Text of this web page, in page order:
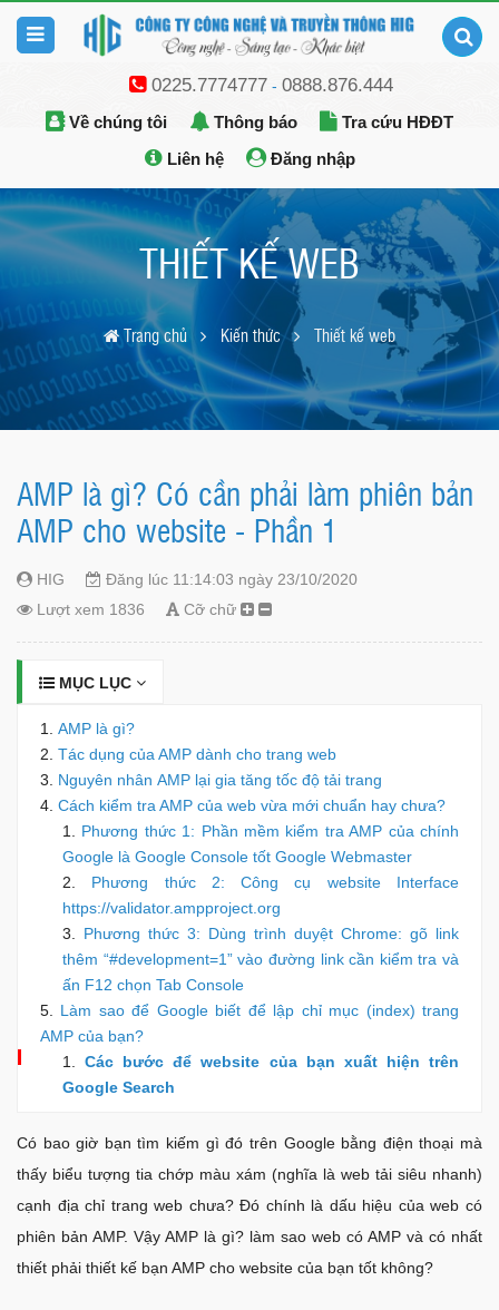
0225.7774777- 0888.876.444
Về chúng tôi Thông báo
Tra cứu HĐĐT
Liên hệ
Đăng nhập
THIẾT KẾ WEB
Trang chủ Kiến thức Thiết kế web
AMP là gì? Có cần phải làm phiên bản
AMP cho website - Phần 1
HIG
Đăng lúc 11:14:03 ngày 23/10/2020
Lượt xem 1836
Cỡ chữ
MỤC LỤC
AMP là gì?
Tác dụng của AMP dành cho trang web
Nguyên nhân AMP lại gia tăng tốc độ tải trang
Cách kiểm tra AMP của web vừa mới chuẩn hay chưa?
Phương thức 1: Phần mềm kiểm tra AMP của chính
Google là Google Console tốt Google Webmaster
Phương thức 2: Công cụ website Interface
https://validator.ampproject.org
Phương thức 3: Dùng trình duyệt Chrome: gõ link
thêm “#development=1” vào đường link cần kiểm tra và
ấn F12 chọn Tab Console
Làm sao để Google biết để lập chỉ mục (index) trang
AMP của bạn?
Các bước để website của bạn xuất hiện trên
Google Search
Có bao giờ bạn tìm kiếm gì đó trên Google bằng điện thoại mà
thấy biểu tượng tia chớp màu xám (nghĩa là web tải siêu nhanh)
cạnh địa chỉ trang web chưa? Đó chính là dấu hiệu của web có
phiên bản AMP. Vậy AMP là gì? làm sao web có AMP và có nhất
thiết phải thiết kế bạn AMP cho website của bạn tốt không?